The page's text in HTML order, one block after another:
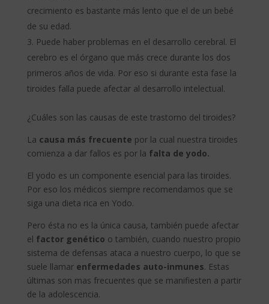
crecimiento es bastante más lento que el de un bebé
de su edad.
Puede haber problemas en el desarrollo cerebral. El
cerebro es el órgano que más crece durante los dos
primeros años de vida. Por eso si durante esta fase la
tiroides falla puede afectar al desarrollo intelectual.
¿Cuáles son las causas de este trastorno del tiroides?
La causa más frecuente por la cual nuestra tiroides
comienza a dar fallos es por la falta de yodo.
El yodo es un componente esencial para las tiroides.
Por eso los médicos siempre recomendamos que se
siga una dieta rica en Yodo.
Pero ésta no es la única causa, también puede afectar
el factor genético o también, cuando nuestro propio
sistema de defensas ataca a nuestro cuerpo, lo que se
suele llamar enfermedades auto-inmunes. Estas
últimas son mas frecuentes que se manifiesten a partir
de la adolescencia.